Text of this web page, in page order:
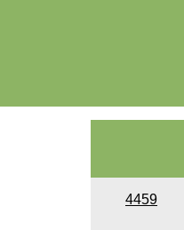
4459